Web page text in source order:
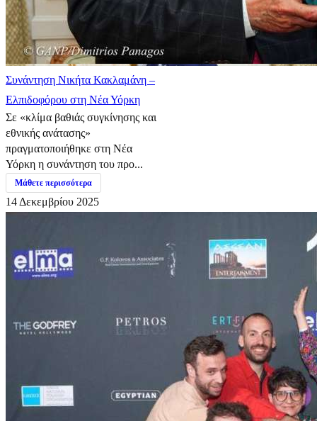
Συνάντηση Νικήτα Κακλαμάνη –
Ελπιδοφόρου στη Νέα Υόρκη
Σε «κλίμα βαθιάς συγκίνησης και
εθνικής ανάτασης»
πραγματοποιήθηκε στη Νέα
Υόρκη η συνάντηση του προ...
Μάθετε περισσότερα
14 Δεκεμβρίου 2025